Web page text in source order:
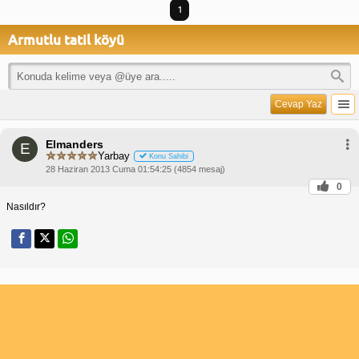
1
Armutlu tatil köyü
Cevap Yaz
E Elmanders
Yarbay Konu Sahibi
28 Haziran 2013 Cuma 01:54:25 (4854 mesaj)
0
Nasıldır?